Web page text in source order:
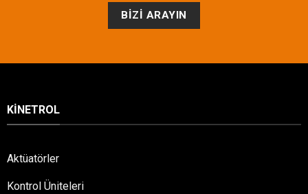
BIZI ARAYIN
KINETROL
Aktüatörler
Kontrol Üniteleri